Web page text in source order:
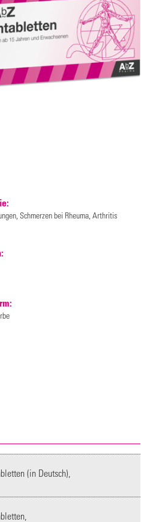
Schmerzen bei Rheuma, Arthritis
(in Deutsch),